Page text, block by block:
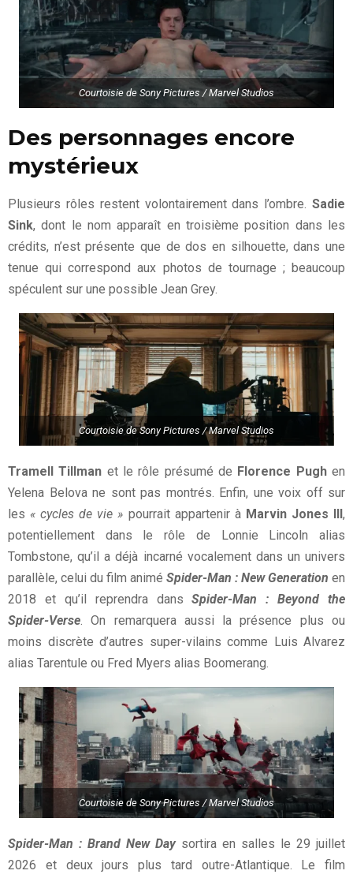
Courtoisie de Sony Pictures / Marvel Studios
Des personnages encore
mystérieux
Plusieurs rôles restent volontairement dans l’ombre. Sadie
Sink, dont le nom apparaît en troisième position dans les
crédits, n’est présente que de dos en silhouette, dans une
tenue qui correspond aux photos de tournage ; beaucoup
spéculent sur une possible Jean Grey.
Courtoisie de Sony Pictures / Marvel Studios
Tramell Tillman et le rôle présumé de Florence Pughen
Yelena Belova ne sont pas montrés. Enfin, une voix off sur
les « cycles de vie » pourrait appartenir à Marvin Jones III,
potentiellement dans le rôle de Lonnie Lincoln alias
Tombstone, qu’il a déjà incarné vocalement dans un univers
parallèle, celui du film animé Spider-Man : New Generation en
2018 et qu’il reprendra dansSpider-Man : Beyond the
Spider-Verse. On remarquera aussi la présence plus ou
moins discrète d’autres super-vilains comme Luis Alvarez
alias Tarentule ou Fred Myers alias Boomerang.
Courtoisie de Sony Pictures / Marvel Studios
Spider-Man : Brand New Day sortira en salles le 29 juillet
2026 et deux jours plus tard outre-Atlantique. Le film